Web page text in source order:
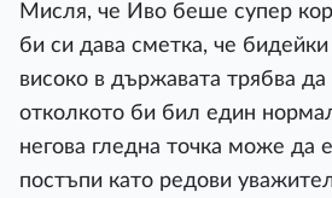
Мисля, че Иво беше супер
би си дава сметка, че
високо в държавата трябва
отколкото би бил един
негова гледна точка може да
постъпи като редови